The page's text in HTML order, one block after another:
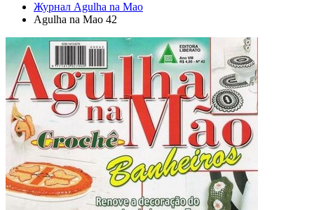
Журнал Agulha na Mao
Agulha na Mao 42